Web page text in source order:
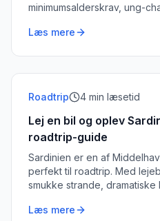
minimumsalderskrav, ung-
Læs mere
Roadtrip 4 min læsetid
Lej en bil og oplev
roadtrip-guide
Sardinien er en af
perfekt til roadtrip. Med
smukke strande, dramatiske
Læs mere